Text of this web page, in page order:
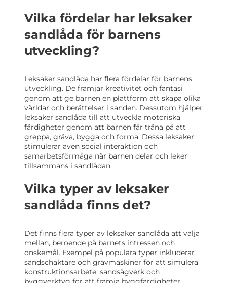
Vilka fördelar har leksaker
sandlåda för barnens
utveckling?
Leksaker sandlåda har flera fördelar för barnens
utveckling. De främjar kreativitet och fantasi
genom att ge barnen en plattform att skapa olika
världar och berättelser i sanden. Dessutom hjälper
leksaker sandlåda till att utveckla motoriska
färdigheter genom att barnen får träna på att
greppa, gräva, bygga och forma. Dessa leksaker
stimulerar även social interaktion och
samarbetsförmåga när barnen delar och leker
tillsammans i sandlådan.
Vilka typer av leksaker
sandlåda finns det?
Det finns flera typer av leksaker sandlåda att välja
mellan, beroende på barnets intressen och
önskemål. Exempel på populära typer inkluderar
sandschaktare och grävmaskiner för att simulera
konstruktionsarbete, sandsågverk och